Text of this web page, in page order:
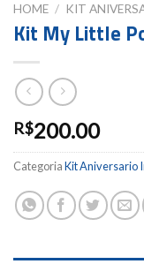
HOME / KIT
Kit My Little
R$200.00
CategoriaKit Aniversario